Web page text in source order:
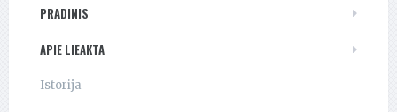
PRADINIS
APIE LIEAKTA
Istorija